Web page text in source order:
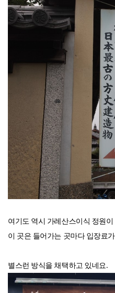
여기도 역시 가레산스이식 정원
이 곳은 들어가는 곳마다 입장료
별스런 방식을 채택하고 있네요.